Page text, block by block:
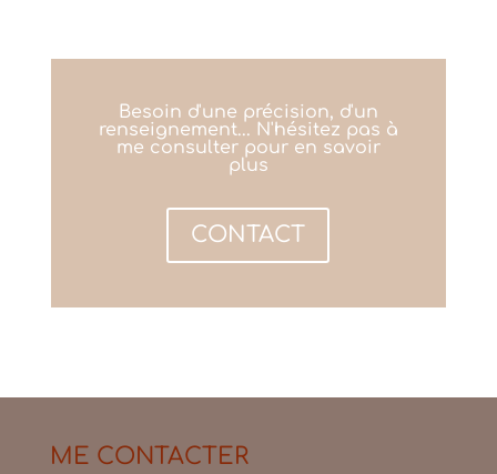
Besoin d'une précision, d'un
renseignement... N'hésitez pas à
me consulter pour en savoir
plus
CONTACT
ME CONTACTER